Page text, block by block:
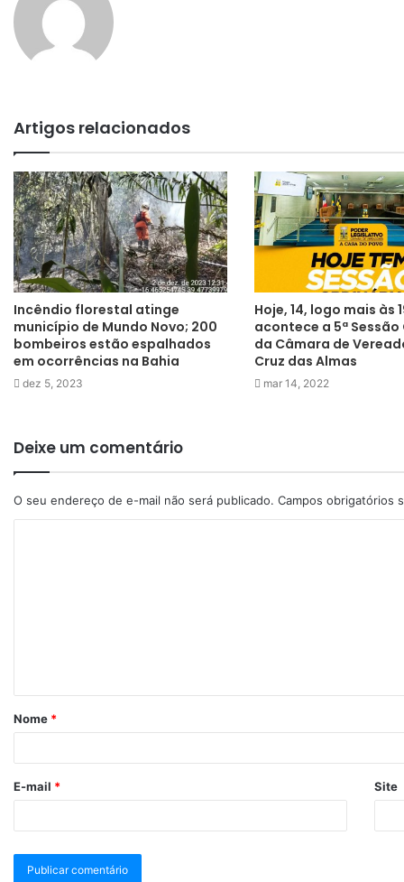
Artigos relacionados
Incêndio florestal atinge
município de Mundo Novo; 200
bombeiros estão espalhados
em ocorrências na Bahia
dez 5, 2023
Hoje, 14, logo mais às
acontece a 5ª
da Câmara de
Cruz das Almas
mar 14, 2022
Deixe um comentário
O seu endereço de e-mail não será publicado. Campos obrigatórios
Nome *
E-mail * Site